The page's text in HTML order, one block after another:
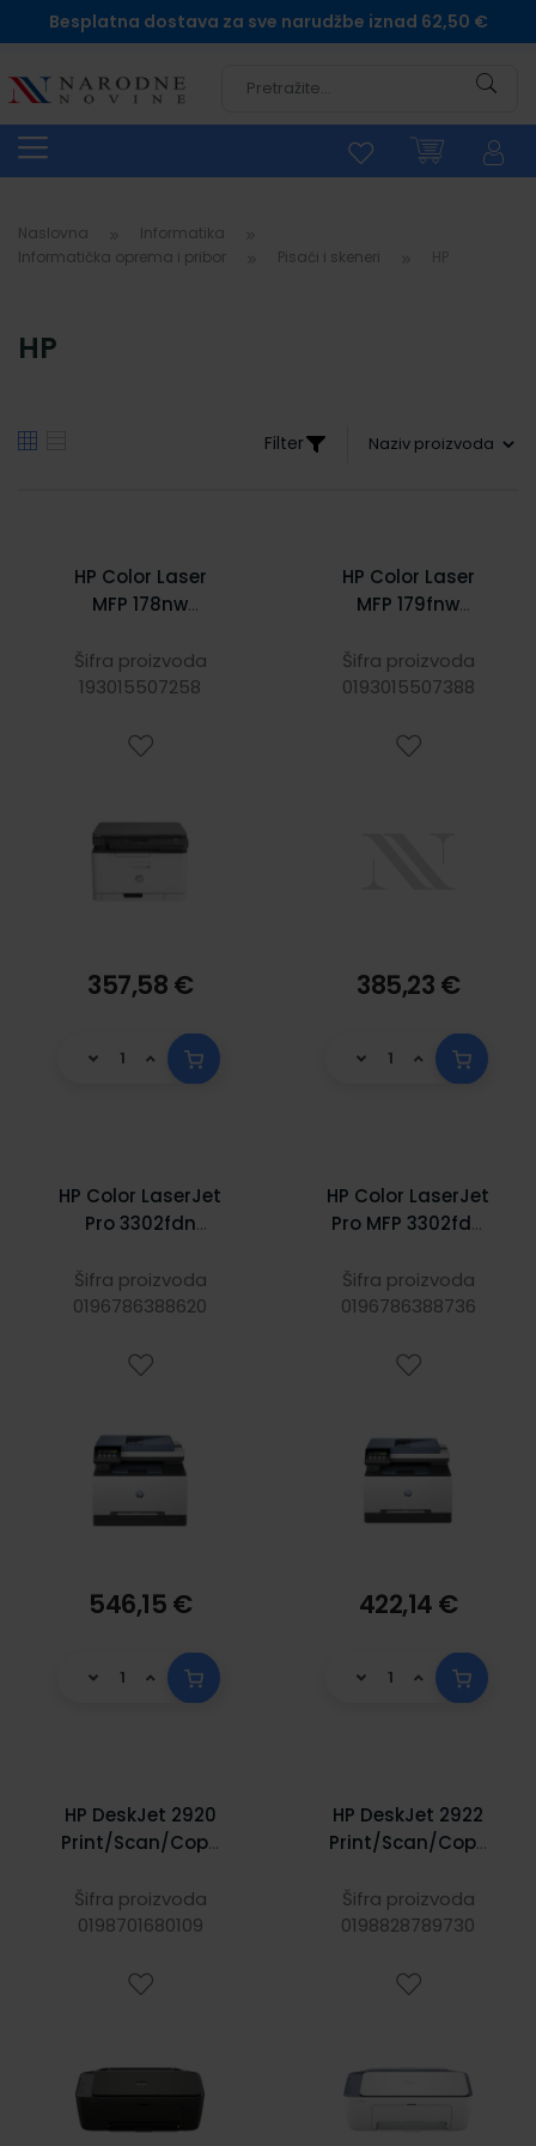
Besplatna dostava za sve narudžbe iznad 62,50 €
Naslovna
Informatika
Informatička oprema i pribor
Pisaći i skeneri
HP
Filter
HP Color Laser
MFP 178nw
A4 pisač, 18/4
str/min. c/b,
USB/LAN/WiFi
Šifra proizvoda
193015507258
357,58 €
HP Color Laser
MFP 179fnw
Fax A4 pisač, 18/4
str/min. c/b,
USB/LAN/WiFi
Šifra proizvoda
0193015507388
385,23 €
HP Color LaserJet
Pro 3302fdn
600x600dpi, 25
str/min, 512 MB,
Šifra proizvoda
0196786388620
546,15 €
HP Color LaserJet
Pro MFP 3302fdw
A4 pisač,
600x600dpi,
c/b, USB/WiFi/LAN
Šifra proizvoda
0196786388736
422,14 €
HP DeskJet 2920
Print/Scan/Copy
str/min., 1200dpi,
WiFi/USB
Šifra proizvoda
0198701680109
HP DeskJet 2922
Print/Scan/Copy
str/min., 1200dpi,
USB/WiFi
Šifra proizvoda
0198828789730